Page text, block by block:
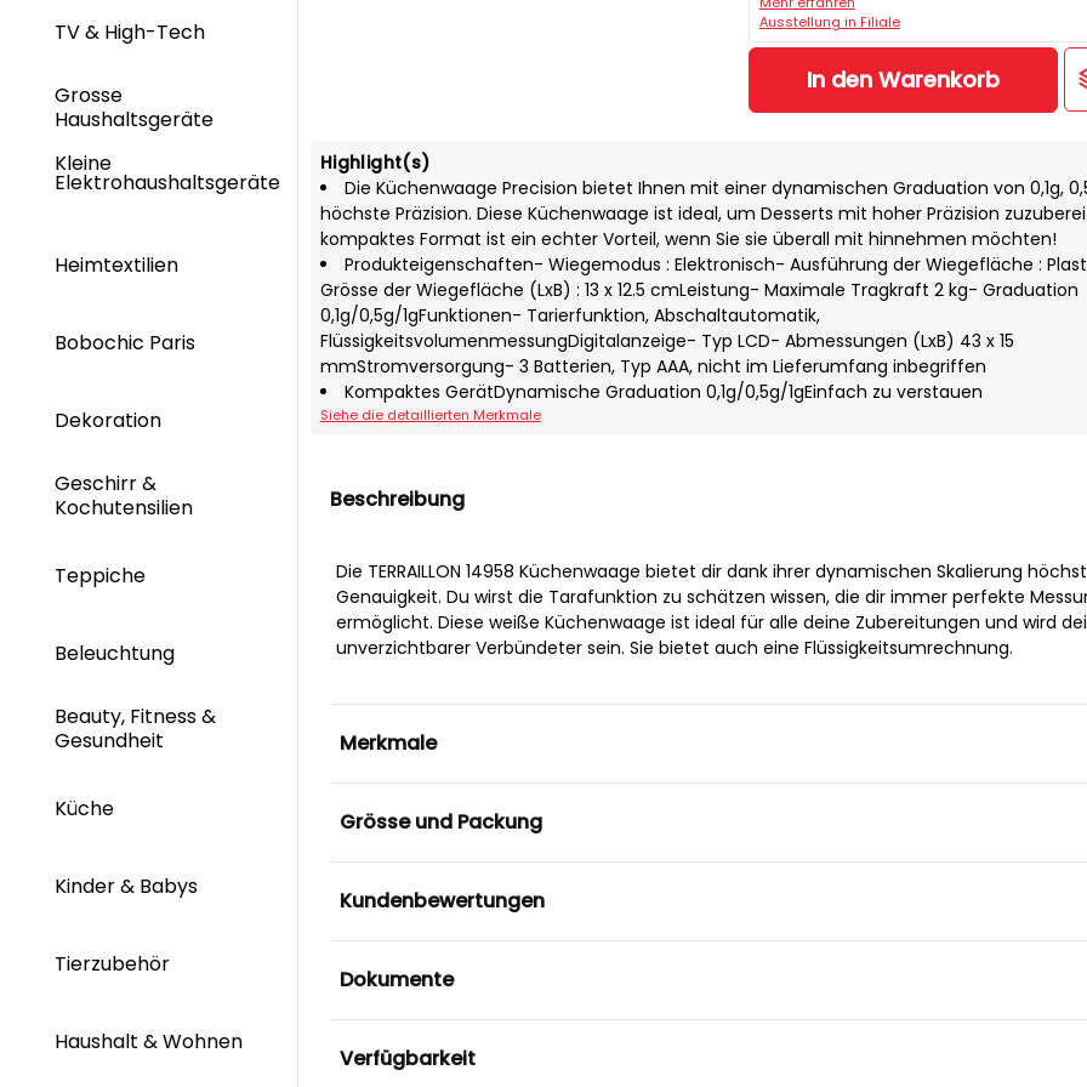
TV & High-Tech
Grosse
Haushaltsgeräte
Kleine
Elektrohaushaltsgeräte
Heimtextilien
Bobochic Paris
Dekoration
Geschirr &
Kochutensilien
Teppiche
Beleuchtung
Beauty, Fitness &
Gesundheit
Küche
Kinder & Babys
Tierzubehör
Haushalt & Wohnen
Ausstellung in Filiale
In den Warenkorb
Highlight(s)
Die Küchenwaage Precision bietet Ihnen mit einer dynamischen Graduation von 0,1g,
höchste Präzision. Diese Küchenwaage ist ideal, um Desserts mit hoher Präzision
kompaktes Format ist ein echter Vorteil, wenn Sie sie überall mit hinnehmen möchten!
Produkteigenschaften- Wiegemodus : Elektronisch- Ausführung der Wiegefläche :
Grösse der Wiegefläche (LxB) : 13 x 12.5 cmLeistung- Maximale Tragkraft 2 kg- Graduation
0,1g/0,5g/1gFunktionen- Tarierfunktion, Abschaltautomatik,
FlüssigkeitsvolumenmessungDigitalanzeige- Typ LCD- Abmessungen (LxB) 43 x 15
mmStromversorgung- 3 Batterien, Typ AAA, nicht im Lieferumfang inbegriffen
Kompaktes GerätDynamische Graduation 0,1g/0,5g/1gEinfach zu verstauen
Siehe die detaillierten Merkmale
Beschreibung
Die TERRAILLON 14958 Küchenwaage bietet dir dank ihrer dynamischen Skalierung
Genauigkeit. Du wirst die Tarafunktion zu schätzen wissen, die dir immer perfekte
ermöglicht. Diese weiße Küchenwaage ist ideal für alle deine Zubereitungen und wird
unverzichtbarer Verbündeter sein. Sie bietet auch eine Flüssigkeitsumrechnung.
Merkmale
Grösse und Packung
Kundenbewertungen
Dokumente
Verfügbarkeit